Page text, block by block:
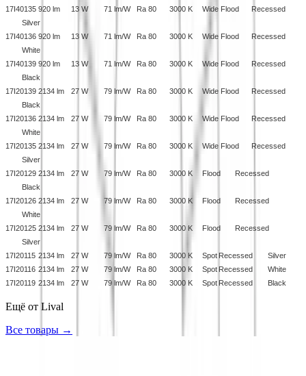
17I40135 920 lm 13 W 71 lm/W Ra 80 3000 K Wide Flood
Recessed
Silver
17I40136 920 lm 13 W 71 lm/W Ra 80 3000 K Wide Flood
Recessed
White
17I40139 920 lm 13 W 71 lm/W Ra 80 3000 K Wide Flood
Recessed
Black
17I20139 2134 lm 27 W 79 lm/W Ra 80 3000 K Wide Flood
Recessed
Black
17I20136 2134 lm 27 W 79 lm/W Ra 80 3000 K Wide Flood
Recessed
White
17I20135 2134 lm 27 W 79 lm/W Ra 80 3000 K Wide Flood
Recessed
Silver
17I20129 2134 lm 27 W 79 lm/W Ra 80 3000 K Flood
Recessed
Black
17I20126 2134 lm 27 W 79 lm/W Ra 80 3000 K Flood
Recessed
White
17I20125 2134 lm 27 W 79 lm/W Ra 80 3000 K Flood
Recessed
Silver
17I20115 2134 lm 27 W 79 lm/W Ra 80 3000 K Spot Recessed
Silver
17I20116 2134 lm 27 W 79 lm/W Ra 80 3000 K Spot Recessed
White
17I20119 2134 lm 27 W 79 lm/W Ra 80 3000 K Spot Recessed Black
Ещё от Lival
Все товары →